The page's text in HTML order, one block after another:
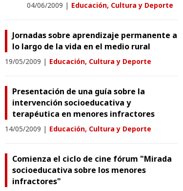
04/06/2009 | Educación, Cultura y Deporte
Jornadas sobre aprendizaje permanente a
lo largo de la vida en el medio rural
19/05/2009 | Educación, Cultura y Deporte
Presentación de una guía sobre la
intervención socioeducativa y
terapéutica en menores infractores
14/05/2009 | Educación, Cultura y Deporte
Comienza el ciclo de cine fórum "Mirada
socioeducativa sobre los menores
infractores"